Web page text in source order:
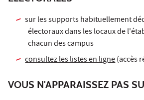
sur les supports habituellement
électoraux dans les locaux de
chacun des campus
consultez les listes en ligne(accès
VOUS N'APPARAISSEZ PAS